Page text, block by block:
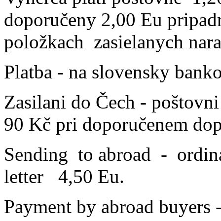
doporučeny 2,00 Eu
položkach zasielanych
Platba - na slovensky
Zasilani do Čech -
90 Kč pri doporučenem
Sending to abroad -
letter 4,50 Eu.
Payment by abroad